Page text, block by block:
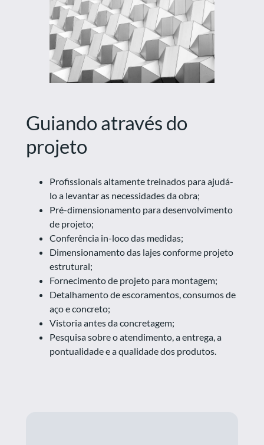
Guiando através do
projeto
Profissionais altamente treinados para ajudá-
lo a levantar as necessidades da obra;
Pré-dimensionamento para desenvolvimento
de projeto;
Conferência in-loco das medidas;
Dimensionamento das lajes conforme projeto
estrutural;
Fornecimento de projeto para montagem;
Detalhamento de escoramentos, consumos de
aço e concreto;
Vistoria antes da concretagem;
Pesquisa sobre o atendimento, a entrega, a
pontualidade e a qualidade dos produtos.